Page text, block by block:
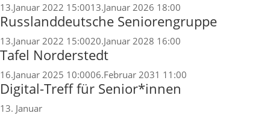
13.Januar 2022 15:0013.Januar 2026 18:00
Russlanddeutsche Seniorengruppe
13.Januar 2022 15:0020.Januar 2028 16:00
Tafel Norderstedt
16.Januar 2025 10:0006.Februar 2031 11:00
Digital-Treff für Senior*innen
13. Januar